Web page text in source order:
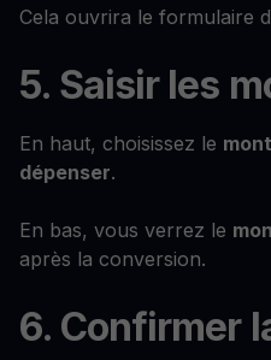
Cela ouvrira le formulaire
5. Saisir les
En haut, choisissez le
dépenser.
En bas, vous verrez le
après la conversion.
6. Confirmer